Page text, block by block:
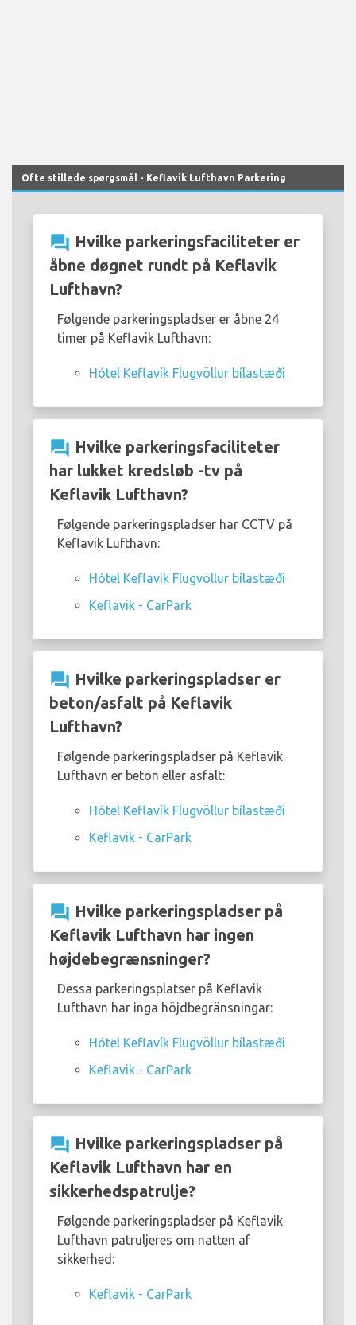
Ofte stillede spørgsmål - Keflavik Lufthavn Parkering
question_answer Hvilke parkeringsfaciliteter er
åbne døgnet rundt på Keflavik
Lufthavn?
Følgende parkeringspladser er åbne 24
timer på Keflavik Lufthavn:
Hótel Keflavík Flugvöllur bílastæði
question_answer Hvilke parkeringsfaciliteter
har lukket kredsløb -tv på
Keflavik Lufthavn?
Følgende parkeringspladser har CCTV på
Keflavik Lufthavn:
Hótel Keflavík Flugvöllur bílastæði
Keflavik - CarPark
question_answer Hvilke parkeringspladser er
beton/asfalt på Keflavik
Lufthavn?
Følgende parkeringspladser på Keflavik
Lufthavn er beton eller asfalt:
Hótel Keflavík Flugvöllur bílastæði
Keflavik - CarPark
question_answer Hvilke parkeringspladser på
Keflavik Lufthavn har ingen
højdebegrænsninger?
Dessa parkeringsplatser på Keflavik
Lufthavn har inga höjdbegränsningar:
Hótel Keflavík Flugvöllur bílastæði
Keflavik - CarPark
question_answer Hvilke parkeringspladser på
Keflavik Lufthavn har en
sikkerhedspatrulje?
Følgende parkeringspladser på Keflavik
Lufthavn patruljeres om natten af
sikkerhed:
Keflavik - CarPark